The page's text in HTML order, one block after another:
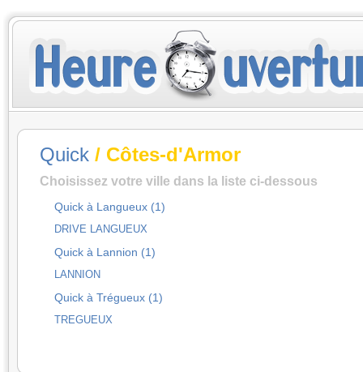
Quick / Côtes-d'Armor
Choisissez votre ville dans la liste ci-dessous
Quick à Langueux (1)
DRIVE LANGUEUX
Quick à Lannion (1)
LANNION
Quick à Trégueux (1)
TREGUEUX